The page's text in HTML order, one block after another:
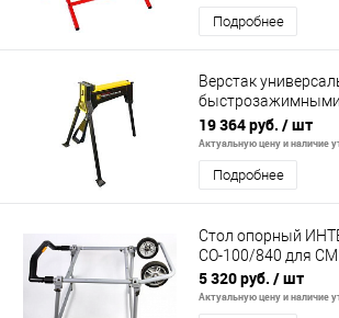
Подробнее
Верстак
быстрозажимными
BG1298
19 364 руб. / шт
Актуальную цену и наличие
Подробнее
Стол опорный
СО-100/840 для
5 320 руб. / шт
Актуальную цену и наличие